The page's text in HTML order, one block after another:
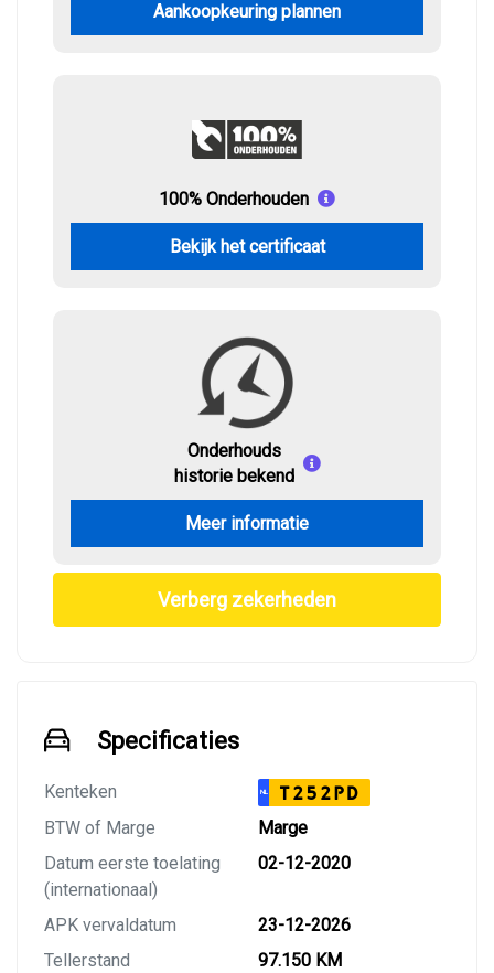
Aankoopkeuring plannen
100% Onderhouden
Bekijk het certificaat
Onderhouds
historie bekend
Meer informatie
Verberg zekerheden
Specificaties
Kenteken NL T252PD
BTW of Marge
Marge
Datum eerste toelating
(internationaal)
02-12-2020
APK vervaldatum
23-12-2026
Tellerstand
97.150 KM